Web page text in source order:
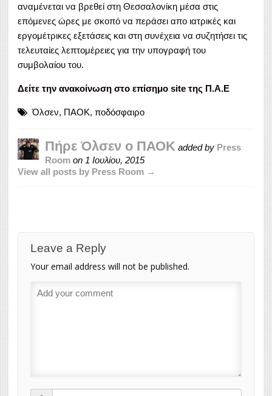
αναμένεται να βρεθεί στη Θεσσαλονίκη μέσα στις
επόμενες ώρες με σκοπό να περάσει απο ιατρικές και
εργομέτρικες εξετάσεις και στη συνέχεια να συζητήσει τις
τελευταίες λεπτομέρειες για την υπογραφή του
συμβολαίου του.
Δείτε την ανακοίνωση στο επίσημο site της Π.Α.Ε
Όλσεν, ΠΑΟΚ, ποδόσφαιρο
Πήρε Όλσεν ο ΠΑΟΚ added by Press
Room on 1 Ιουλίου, 2015
View all posts by Press Room →
Leave a Reply
Your email address will not be published.